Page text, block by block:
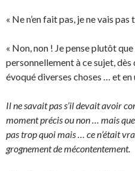
« Ne n’en fait pas, je ne vais
« Non, non ! Je pense plutôt
personnellement à ce sujet, dès
évoqué diverses choses … et en
Il ne savait pas s’il devait avoir
moment précis ou non … mais
pas trop quoi mais … ce n’était
grognement de mécontentement.